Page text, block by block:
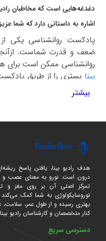
دغدغه‌هایی است که مخاطبان
اشاره به داستانی دارد که شما
پادکست روانشناسی یکی
ضعف و قدرت شماست.
روانشناسی ممکن است برای
بینا بستری را از طریق
تا با شنیدن محتوای مفید
واقعی، بتوانید بحران‌ها
بااینحال موضوعی که
تراپی قطعی برای شما
متخصصان این حوزه کمک
پادکست روانشناسی
مشکلی است که با آن دست
شنیدن محتوای این
ریشه یابی کرده و به موقع
در ادامه شما را با
بیشتر
هدف رادیو بینا، یافتن پاسخ
درون است. نورو به معنای عصب و
تمرکز اصلی آن بر روی مغز و
نوروسایکولوژی به شما کمک
بهتری رسیده و از طول عمر،
کنار متخصصان و کارشناسان رادیو
دسترسی سریع